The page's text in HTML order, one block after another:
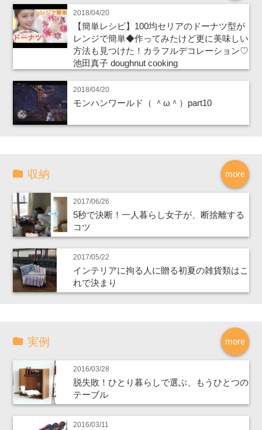
2018/04/20
【簡単レシピ】100均セリアのドーナツ型が
レンジで簡単◆作ってみたけど更に美味しい
方法も見つけた！カラフルデコレーション♡
池田真子 doughnut cooking
2018/04/20
モンハンワールド（ ＾ω＾）part10
more
収納
2017/06/26
5秒で決断！一人暮らし女子が、断捨離する
コツ
2017/05/22
インテリアに拘る人に贈る初夏の雑貨類はこ
れで決まり
more
実例
2016/03/28
脱失敗！ひとり暮らしで選ぶ、もうひとつの
テーブル
2016/03/11